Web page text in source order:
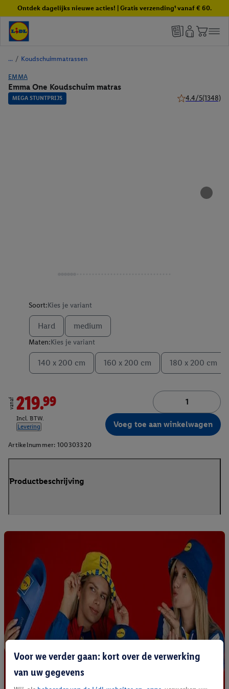
Ontdek dagelijks nieuwe acties! | Gratis verzending¹ vanaf € 60.
/ Koudschuimmatrassen
EMMA
Emma One Koudschuim matras
MEGA STUNTPRIJS 4.4/5(1348)
Soort:Kies je variant
Hard medium
Maten:Kies je variant
140 x 200 cm 160 x 200 cm 180 x 200 cm
vanaf 219.99
Incl. BTW.
Levering
Voeg toe aan winkelwagen
Artikelnummer: 100303320
Productbeschrijving
Voor we verder gaan: kort over de verwerking
van uw gegevens